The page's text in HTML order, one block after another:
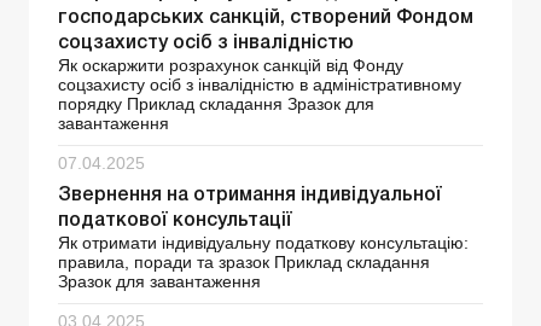
господарських санкцій, створений Фондом
соцзахисту осіб з інвалідністю
Як оскаржити розрахунок санкцій від Фонду
соцзахисту осіб з інвалідністю в адміністративному
порядку Приклад складання Зразок для
завантаження
07.04.2025
Звернення на отримання індивідуальної
податкової консультації
Як отримати індивідуальну податкову консультацію:
правила, поради та зразок Приклад складання
Зразок для завантаження
03.04.2025